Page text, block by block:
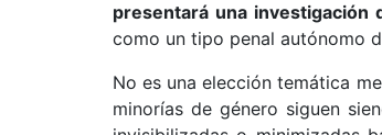
presentará una investigación
como un tipo penal autónomo
No es una elección temática
minorías de género siguen